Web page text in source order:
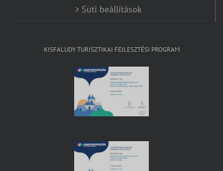
Süti beállítások
KISFALUDY TURISZTIKAI FEJLESZTÉSI PROGRAM